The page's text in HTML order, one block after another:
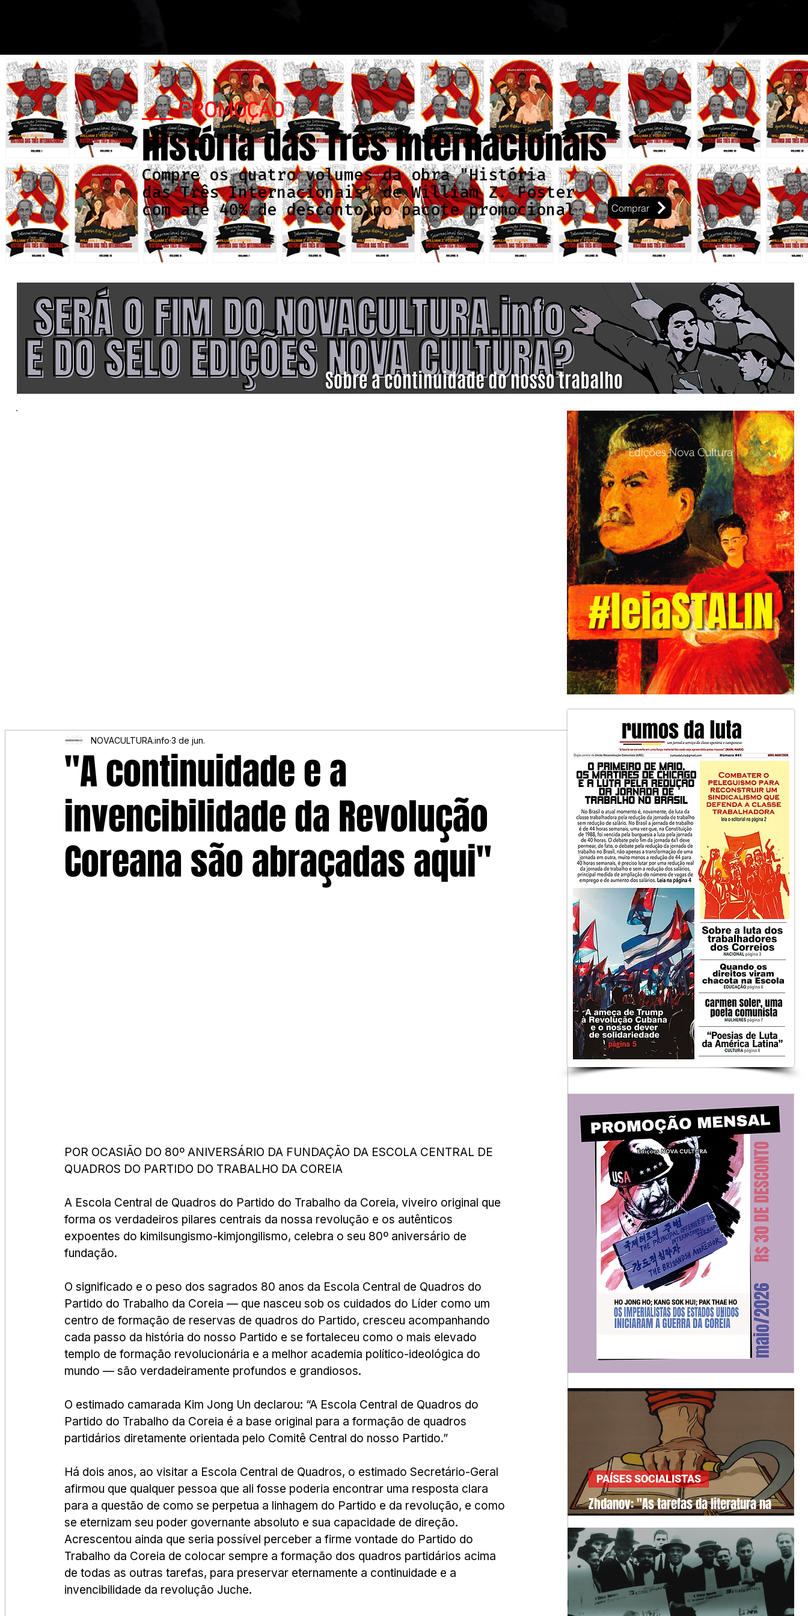
Compre os quatro volumes da obra "História
das Três Internacionais" de William Z. Foster
com até 40% de desconto no pacote promocional
___ PROMOÇÃO
História das Três Internacionais
Comprar
"A continuidade e a
invencibilidade da Revolução
Coreana são abraçadas aqui"
NOVACULTURA.info 3 de jun.
POR OCASIÃO DO 80º ANIVERSÁRIO DA FUNDAÇÃO DA ESCOLA CENTRAL DE
QUADROS DO PARTIDO DO TRABALHO DA COREIA
A Escola Central de Quadros do Partido do Trabalho da Coreia, viveiro original que
forma os verdadeiros pilares centrais da nossa revolução e os autênticos
expoentes do kimilsungismo-kimjongilismo, celebra o seu 80º aniversário de
fundação.
O significado e o peso dos sagrados 80 anos da Escola Central de Quadros do
Partido do Trabalho da Coreia — que nasceu sob os cuidados do Líder como um
centro de formação de reservas de quadros do Partido, cresceu acompanhando
cada passo da história do nosso Partido e se fortaleceu como o mais elevado
templo de formação revolucionária e a melhor academia político-ideológica do
mundo — são verdadeiramente profundos e grandiosos.
O estimado camarada Kim Jong Un declarou: “A Escola Central de Quadros do
Partido do Trabalho da Coreia é a base original para a formação de quadros
partidários diretamente orientada pelo Comitê Central do nosso Partido.”
Há dois anos, ao visitar a Escola Central de Quadros, o estimado Secretário-Geral
afirmou que qualquer pessoa que ali fosse poderia encontrar uma resposta clara
para a questão de como se perpetua a linhagem do Partido e da revolução, e como
se eternizam seu poder governante absoluto e sua capacidade de direção.
Acrescentou ainda que seria possível perceber a firme vontade do Partido do
Trabalho da Coreia de colocar sempre a formação dos quadros partidários acima
de todas as outras tarefas, para preservar eternamente a continuidade e a
invencibilidade da revolução Juche.
Zhdanov: "As tarefas da literatura na
PAÍSES SOCIALISTAS